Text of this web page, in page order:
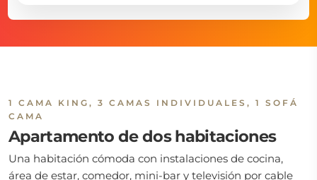
1 CAMA KING, 3 CAMAS INDIVIDUALES, 1 SOFÁ
CAMA
Apartamento de dos habitaciones
Una habitación cómoda con instalaciones de cocina,
área de estar, comedor, mini-bar y televisión por cable